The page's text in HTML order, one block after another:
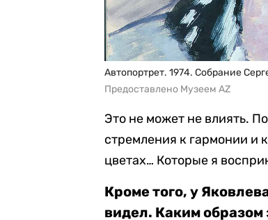
Автопортрет. 1974. Собрание
Предоставлено Музеем AZ
Это не может не влиять.
стремления к гармонии и
цветах… Которые я
Кроме того, у
видел. Каким образом